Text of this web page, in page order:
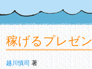
稼げるプレゼン
越川慎司 著